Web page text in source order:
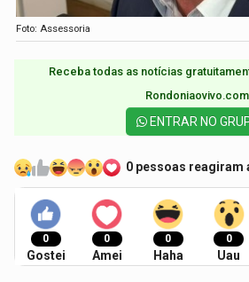
Foto: Assessoria
Receba todas as notícias
ENTRAR NO
0 pessoas reagiram
0
Gostei
0
Amei
0
Haha
0
Uau